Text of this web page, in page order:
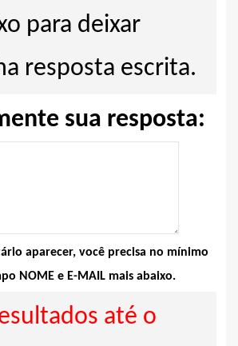
para deixar
resposta escrita.
sua resposta:
aparecer, você precisa no mínimo
NOME e E-MAIL mais abaixo.
até o